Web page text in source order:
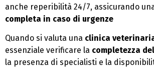
anche reperibilità 24/7, assicurando
completa in caso di urgenze
Quando si valuta una clinica
essenziale verificare la completezza
la presenza di specialisti e la